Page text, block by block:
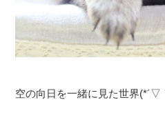
空の向日を一緒に見た世界(*´▽